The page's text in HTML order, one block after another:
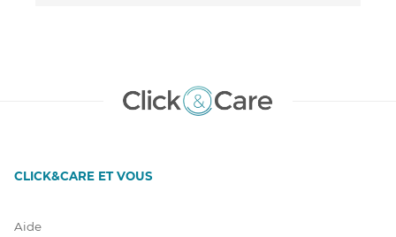
CLICK&CARE ET VOUS
Aide